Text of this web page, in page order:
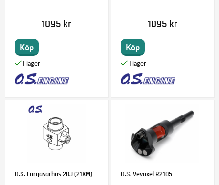
1095 kr
Köp
1095 kr
Köp
O.S. Förgasarhus 20J (21XM) O.S. Vevaxel R2105